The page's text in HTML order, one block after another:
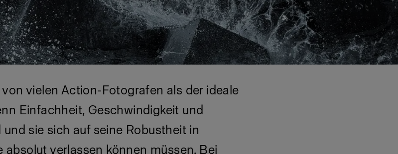
vielen Action-Fotografen als der ideale
Einfachheit, Geschwindigkeit und
sie sich auf seine Robustheit in
absolut verlassen können müssen. Bei